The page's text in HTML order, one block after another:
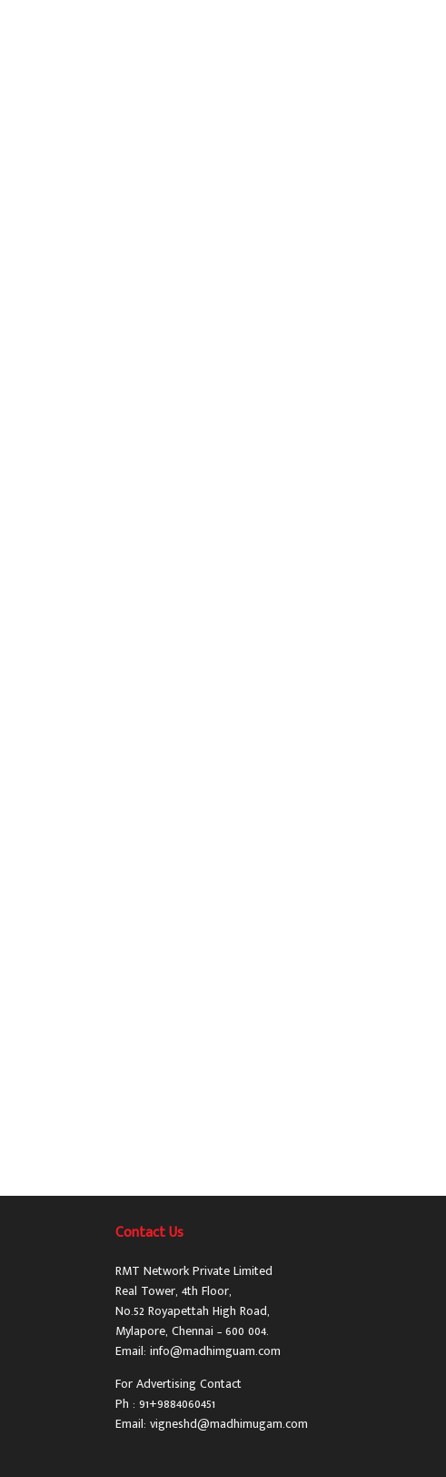
Contact Us
RMT Network Private Limited
Real Tower, 4th Floor,
No.52 Royapettah High Road,
Mylapore, Chennai – 600 004.
Email: info@madhimguam.com
For Advertising Contact
Ph : 91+9884060451
Email: vigneshd@madhimugam.com